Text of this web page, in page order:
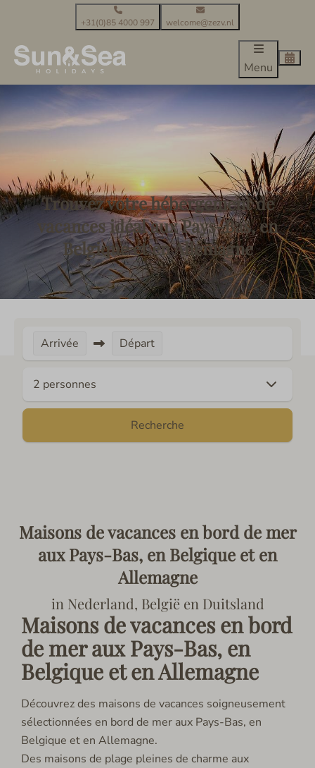
+31(0)85 4000 997 welcome@zezv.nl
Menu
Trouvez votre hébergement de
vacances idéal aux Pays-Bas, en
Belgique et en Allemagne
Arrivée Départ
2 personnes
Recherche
Maisons de vacances en bord de mer
aux Pays-Bas, en Belgique et en
Allemagne
in Nederland, België en Duitsland
Maisons de vacances en bord
de mer aux Pays-Bas, en
Belgique et en Allemagne
Découvrez des maisons de vacances soigneusement
sélectionnées en bord de mer aux Pays-Bas, en
Belgique et en Allemagne.
Des maisons de plage pleines de charme aux